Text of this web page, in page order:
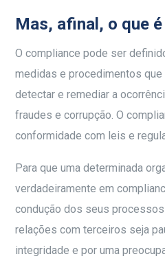
Mas, afinal, o que
O compliance pode ser
medidas e procedimentos
detectar e remediar a
fraudes e corrupção. O
conformidade com leis e
Para que uma determinada
verdadeiramente em
condução dos seus
relações com terceiros seja
integridade e por uma